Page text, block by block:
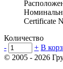
Certificate
Количество
-
+ В
© 2005 - 2026